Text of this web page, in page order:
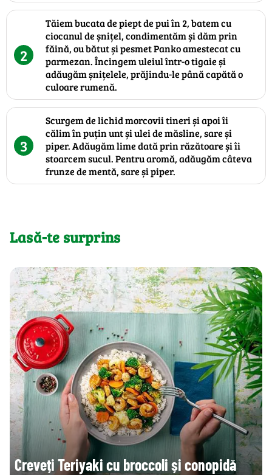
2
Tăiem bucata de piept de pui în 2, batem cu
ciocanul de șnițel, condimentăm și dăm prin
făină, ou bătut și pesmet Panko amestecat cu
parmezan. Încingem uleiul într-o tigaie și
adăugăm șnițelele, prăjindu-le până capătă o
culoare rumenă.
3
Scurgem de lichid morcovii tineri și apoi îi
călim în puțin unt și ulei de măsline, sare și
piper. Adăugăm lime dată prin răzătoare și îi
stoarcem sucul. Pentru aromă, adăugăm câteva
frunze de mentă, sare și piper.
Lasă-te surprins
Creveți Teriyaki cu broccoli și conopidă